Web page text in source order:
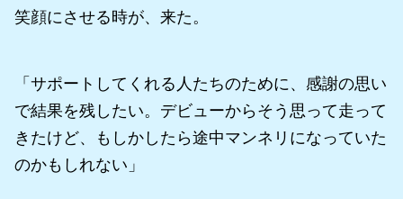
笑顔にさせる時が、来た。
「サポートしてくれる人たちのために、感謝の思い
で結果を残したい。デビューからそう思って走って
きたけど、もしかしたら途中マンネリになっていた
のかもしれない」